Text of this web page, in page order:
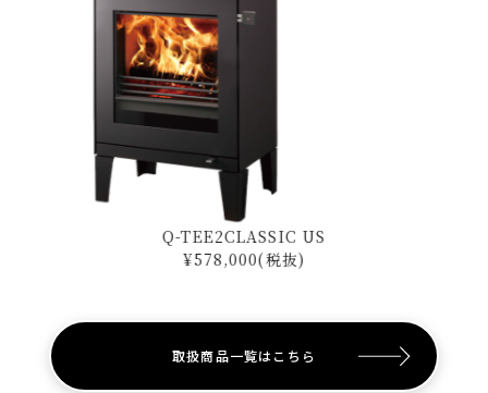
Q-TEE2CLASSIC US
¥578,000(税抜)
取扱商品一覧はこちら